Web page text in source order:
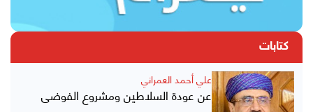
كتابات
علي أحمد العمراني
عن عودة السلاطين ومشروع الفوضى